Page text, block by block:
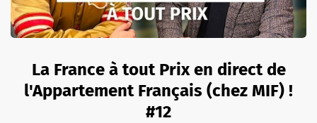
La France à tout Prix en direct de
l'Appartement Français (chez MIF) !
#12